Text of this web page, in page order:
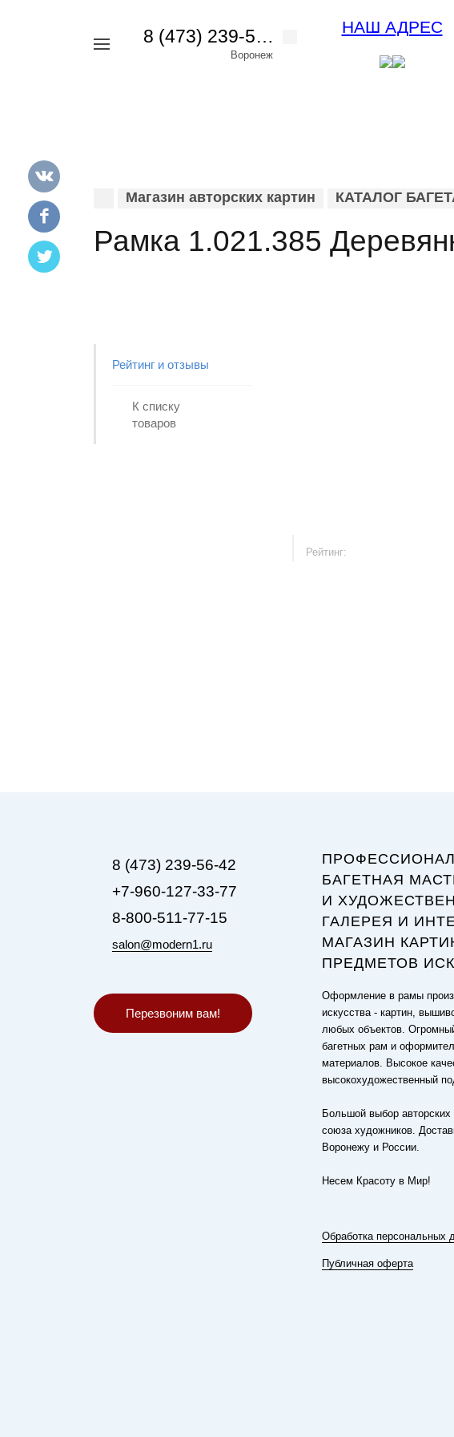
8 (473) 239-56-42
Воронеж
НАШ АДРЕС
Магазин авторских картин КАТАЛОГ
Рамка 1.021.385
Рейтинг и отзывы
К списку
товаров
Рейтинг:
8 (473) 239-56-42
+7-960-127-33-77
8-800-511-77-15
salon@modern1.ru
Перезвоним вам!
БАГЕТНАЯ
И
ГАЛЕРЕЯ И
МАГАЗИН
ПРЕДМЕТОВ
Оформление в рамы
искусства - картин,
любых объектов.
багетных рам и
материалов. Высокое
высокохудожественный
Большой выбор авторских
союза художников.
Воронежу и России.
Несем Красоту в Мир!
Обработка персональных
Публичная оферта